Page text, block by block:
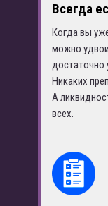
Всегда
Когда вы
можно
достаточно
Никаких
А
всех.